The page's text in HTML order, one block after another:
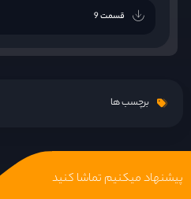
قسمت 9
قسمت 10
قسمت 11
برچسب ها
پیشنهاد میکنیم تماشا کنید